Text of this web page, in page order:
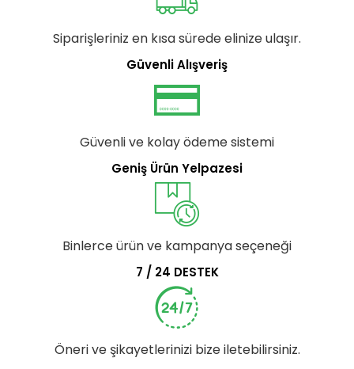
Siparişleriniz en kısa sürede elinize ulaşır.
Güvenli Alışveriş
Güvenli ve kolay ödeme sistemi
Geniş Ürün Yelpazesi
Binlerce ürün ve kampanya seçeneği
7 / 24 DESTEK
Öneri ve şikayetlerinizi bize iletebilirsiniz.